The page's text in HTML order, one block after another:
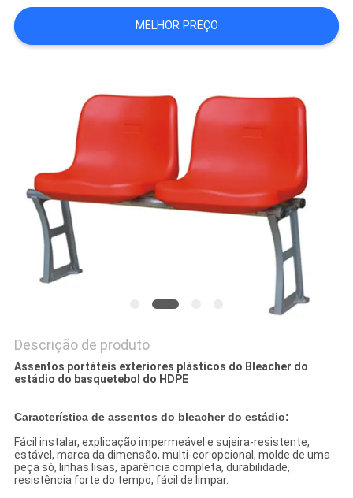
PEÇA
UMAS
SITE
PRIVACY
POLICY
MELHOR PREÇO
Descrição de produto
Assentos portáteis exteriores plásticos do Bleacher do
estádio do basquetebol do HDPE
Característica de assentos do bleacher do estádio:
Fácil instalar, explicação impermeável e sujeira-resistente,
estável, marca da dimensão, multi-cor opcional, molde de uma
peça só, linhas lisas, aparência completa, durabilidade,
resistência forte do tempo, fácil de limpar.